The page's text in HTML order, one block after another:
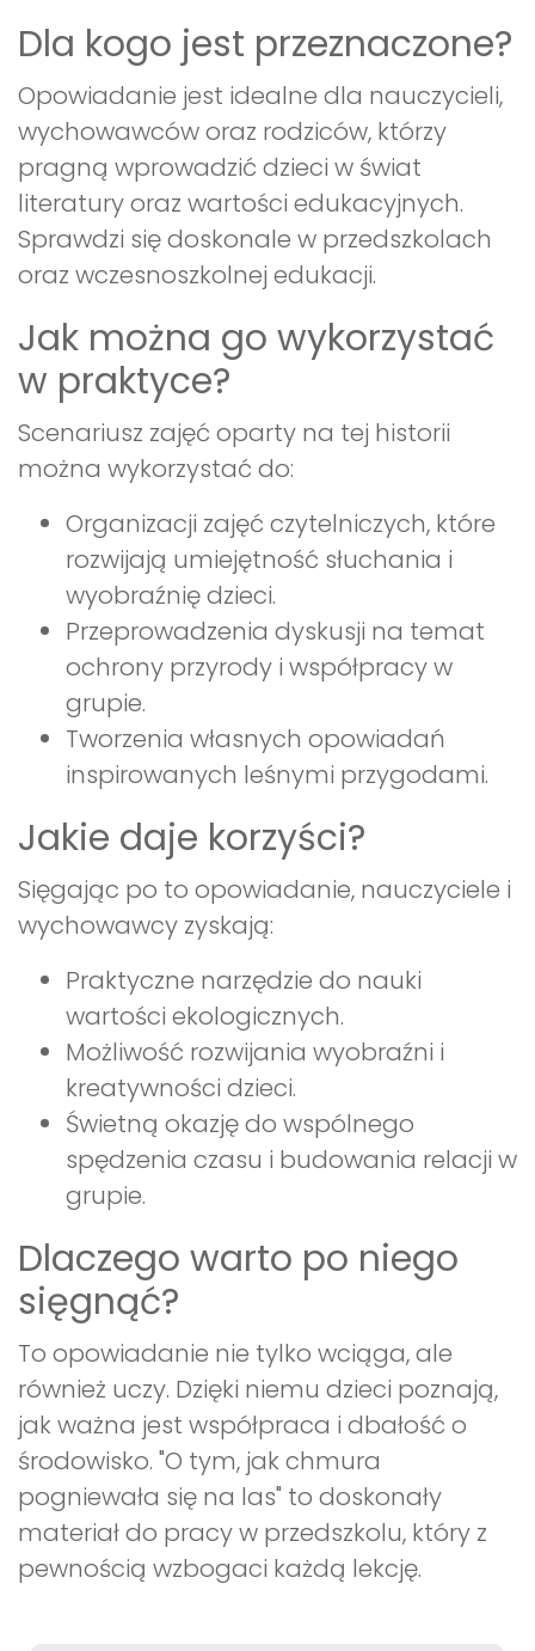
Dla kogo jest przeznaczone?
Opowiadanie jest idealne dla nauczycieli,
wychowawców oraz rodziców, którzy
pragną wprowadzić dzieci w świat
literatury oraz wartości edukacyjnych.
Sprawdzi się doskonale w przedszkolach
oraz wczesnoszkolnej edukacji.
Jak można go wykorzystać
w praktyce?
Scenariusz zajęć oparty na tej historii
można wykorzystać do:
Organizacji zajęć czytelniczych, które
rozwijają umiejętność słuchania i
wyobraźnię dzieci.
Przeprowadzenia dyskusji na temat
ochrony przyrody i współpracy w
grupie.
Tworzenia własnych opowiadań
inspirowanych leśnymi przygodami.
Jakie daje korzyści?
Sięgając po to opowiadanie, nauczyciele i
wychowawcy zyskają:
Praktyczne narzędzie do nauki
wartości ekologicznych.
Możliwość rozwijania wyobraźni i
kreatywności dzieci.
Świetną okazję do wspólnego
spędzenia czasu i budowania relacji w
grupie.
Dlaczego warto po niego
sięgnąć?
To opowiadanie nie tylko wciąga, ale
również uczy. Dzięki niemu dzieci poznają,
jak ważna jest współpraca i dbałość o
środowisko. "O tym, jak chmura
pogniewała się na las" to doskonały
materiał do pracy w przedszkolu, który z
pewnością wzbogaci każdą lekcję.